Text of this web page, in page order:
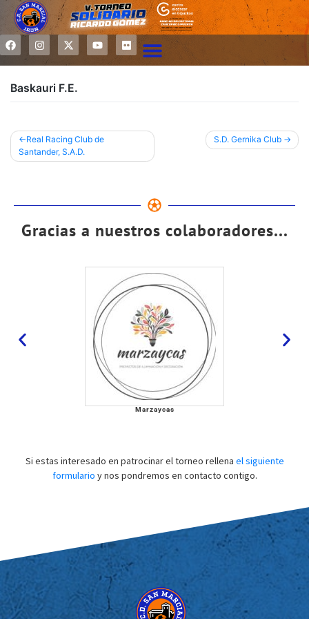
Baskauri F.E.
Real Racing Club de
Santander, S.A.D.
S.D. Gernika Club
Gracias a nuestros colaboradores...
Marzaycas
Si estas interesado en patrocinar el torneo rellena el siguiente
formulario y nos pondremos en contacto contigo.